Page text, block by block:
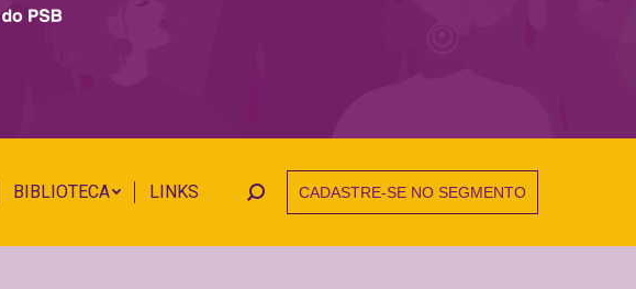
BIBLIOTECA LINKS Search:CADASTRE-SE NO SEGMENTO